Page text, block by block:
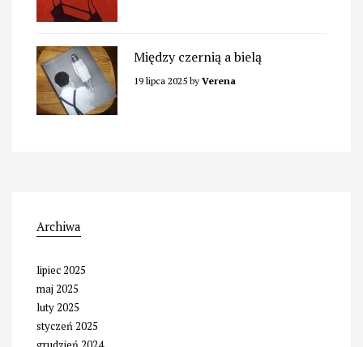
Między czernią a bielą
19 lipca 2025 by Verena
Archiwa
lipiec 2025
maj 2025
luty 2025
styczeń 2025